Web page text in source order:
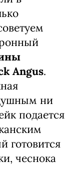
Angus.
ни
подается
готовится
чеснока